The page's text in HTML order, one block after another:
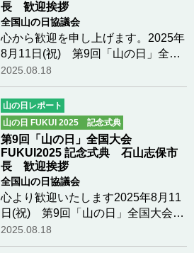
長 歓迎挨拶
全国山の日協議会
心から歓迎を申し上げます。2025年
8月11日(祝) 第9回「山の日」全国
大会FUKUI2025 記念式典西行 茂
様 (大会実行委員会副会長、福井市
長) 歓迎挨拶第9回「山の日」全国
大会 FUKUI 2025の開催にあたりま
して、県内外から多…つづきを読む
2025.08.18
山の日レポート
山の日 FUKUI 2025 記念式典
第9回「山の日」全国大会
FUKUI2025 記念式典 石山志保市
長 歓迎挨拶
全国山の日協議会
心より歓迎いたします2025年8月11
日(祝) 第9回「山の日」全国大会
FUKUI2025 記念式典石山 志保様
(大会実行委員会副会長、大野市
2025.08.18